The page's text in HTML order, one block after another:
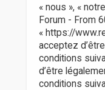
« nous », «
Forum - From
« https://
acceptez
conditions
d’être
conditions